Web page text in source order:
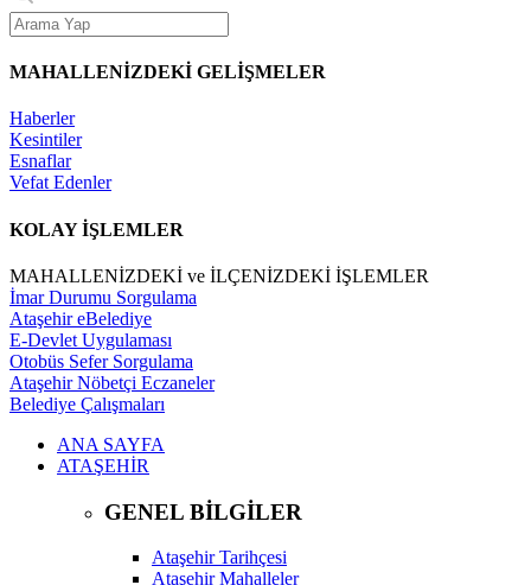
MAHALLENİZDEKİ GELİŞMELER
Haberler
Kesintiler
Esnaflar
Vefat Edenler
KOLAY İŞLEMLER
MAHALLENİZDEKİ ve İLÇENİZDEKİ İŞLEMLER
İmar Durumu Sorgulama
Ataşehir eBelediye
E-Devlet Uygulaması
Otobüs Sefer Sorgulama
Ataşehir Nöbetçi Eczaneler
Belediye Çalışmaları
ANA SAYFA
ATAŞEHİR
GENEL BİLGİLER
Ataşehir Tarihçesi
Ataşehir Mahalleler